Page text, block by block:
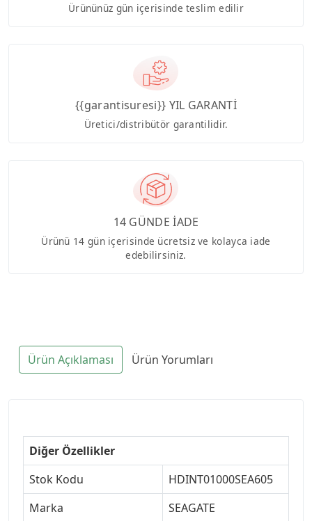
Ürününüz gün içerisinde teslim edilir
{{garantisuresi}} YIL GARANTİ
Üretici/distribütör garantilidir.
14 GÜNDE İADE
Ürünü 14 gün içerisinde ücretsiz ve kolayca iade
edebilirsiniz.
Ürün Açıklaması Ürün Yorumları
Diğer Özellikler
Stok Kodu
HDINT01000SEA605
Marka
SEAGATE